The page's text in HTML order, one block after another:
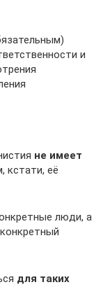
и
не имеет
кстати, её
люди, а
для таких